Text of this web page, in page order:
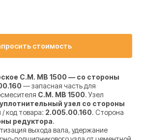
стоимость
C.M. MB 1500 — со стороны
— запасная часть для
C.M. MB 1500. Узел
узел со стороны
/ код товара: 2.005.00.160. Сторона
редуктора.
выхода вала, удержание